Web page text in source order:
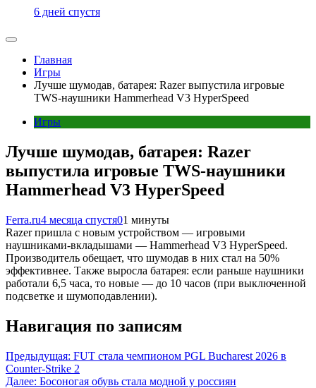
6 дней спустя
Главная
Игры
Лучше шумодав, батарея: Razer выпустила игровые
TWS-наушники Hammerhead V3 HyperSpeed
Игры
Лучше шумодав, батарея: Razer
выпустила игровые TWS-наушники
Hammerhead V3 HyperSpeed
Ferra.ru4 месяца спустя01 минуты
Razer пришла с новым устройством — игровыми
наушниками-вкладышами — Hammerhead V3 HyperSpeed.
Производитель обещает, что шумодав в них стал на 50%
эффективнее. Также выросла батарея: если раньше наушники
работали 6,5 часа, то новые — до 10 часов (при выключенной
подсветке и шумоподавлении).
Навигация по записям
Предыдущая: FUT стала чемпионом PGL Bucharest 2026 в
Counter-Strike 2
Далее: Босоногая обувь стала модной у россиян